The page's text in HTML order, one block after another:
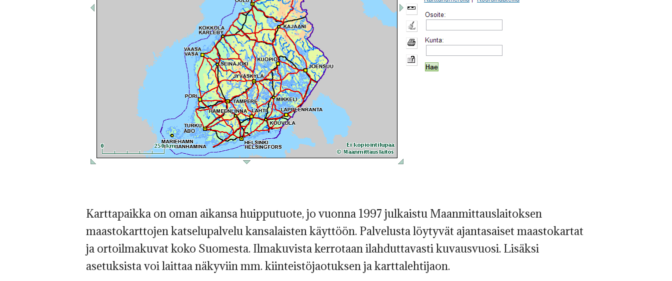
Karttapaikka on oman aikansa huipputuote, jo vuonna 1997 julkaistu Maanmittauslaitoksen
maastokarttojen katselupalvelu kansalaisten käyttöön. Palvelusta löytyvät ajantasaiset maastokartat
ja ortoilmakuvat koko Suomesta. Ilmakuvista kerrotaan ilahduttavasti kuvausvuosi. Lisäksi
asetuksista voi laittaa näkyviin mm. kiinteistöjaotuksen ja karttalehtijaon.